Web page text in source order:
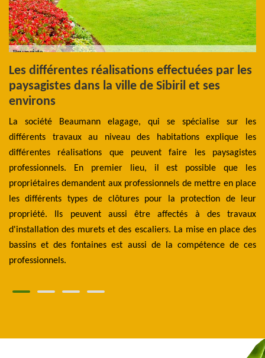
Les différentes réalisations effectuées par les
paysagistes dans la ville de Sibiril et ses
environs
La société Beaumann elagage, qui se spécialise sur les
différents travaux au niveau des habitations explique les
différentes réalisations que peuvent faire les paysagistes
professionnels. En premier lieu, il est possible que les
propriétaires demandent aux professionnels de mettre en place
les différents types de clôtures pour la protection de leur
propriété. Ils peuvent aussi être affectés à des travaux
d'installation des murets et des escaliers. La mise en place des
bassins et des fontaines est aussi de la compétence de ces
professionnels.